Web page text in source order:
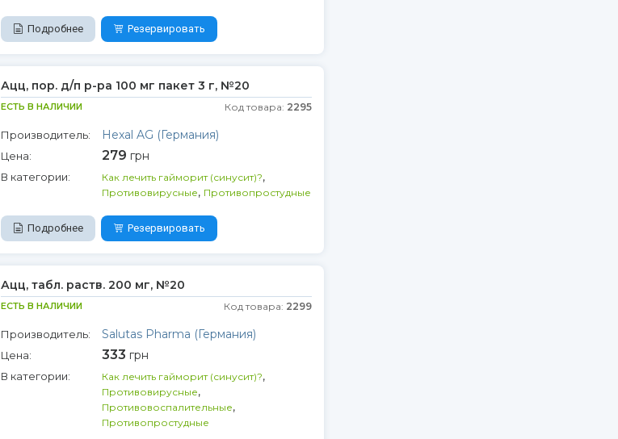
Подробнее Резервировать
Ацц, пор. д/п р-ра 100 мг пакет 3 г, №20
ЕСТЬ В НАЛИЧИИ Код товара: 2295
Производитель: Hexal AG (Германия)
Цена: 279 грн
В категории: Как лечить гайморит (синусит)?,
Противовирусные, Противопростудные
Подробнее Резервировать
Ацц, табл. раств. 200 мг, №20
ЕСТЬ В НАЛИЧИИ Код товара: 2299
Производитель: Salutas Pharma (Германия)
Цена: 333 грн
В категории: Как лечить гайморит (синусит)?,
Противовирусные,
Противовоспалительные,
Противопростудные